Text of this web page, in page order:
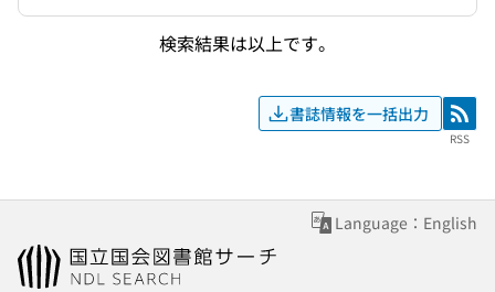
検索結果は以上です。
書誌情報を一括出力 RSS
RSS
Language：English